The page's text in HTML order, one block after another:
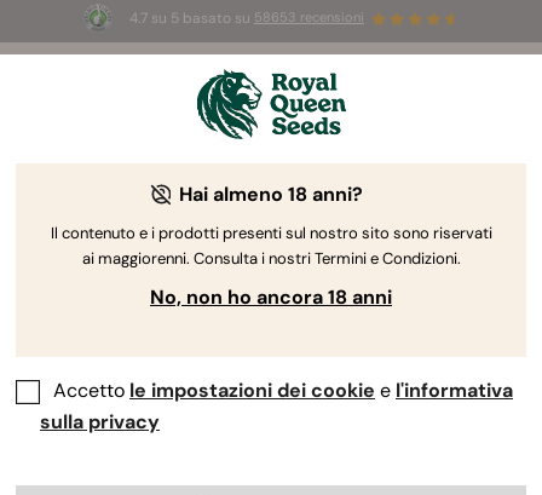
4.7 su 5 basato su 58653 recensioni
Summer Sales:Fino al 50% di sconto
su prodotti selezionati! ⏤
Hai almeno 18 anni?
Il contenuto e i prodotti presenti sul nostro sito sono riservati
ai maggiorenni. Consulta i nostri Termini e Condizioni.
No, non ho ancora 18 anni
Accetto le impostazioni dei cookie e l'informativa
sulla privacy